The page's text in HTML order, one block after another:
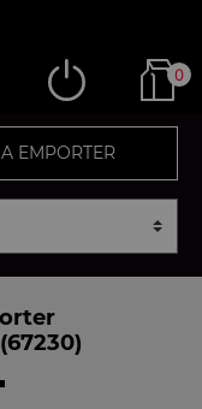
0
A EMPORTER